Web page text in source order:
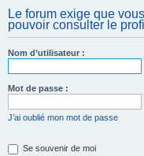
Le forum exige que
pouvoir consulter le
Nom d’utilisateur :
Mot de passe :
J’ai oublié mon mot de passe
Se souvenir de moi